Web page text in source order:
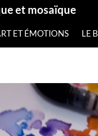
et mosaïque
ET ÉMOTIONS LE